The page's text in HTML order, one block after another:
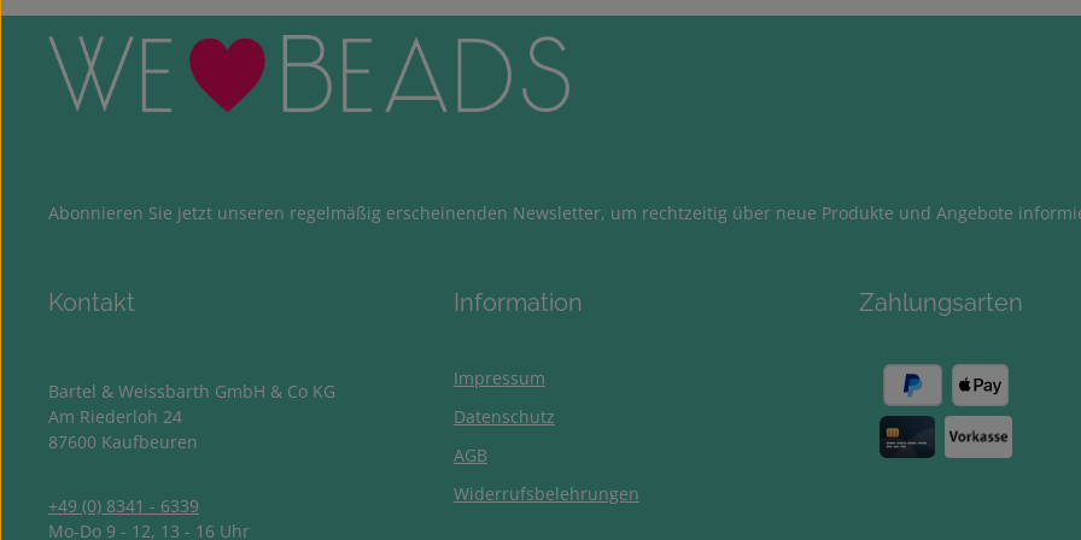
Abonnieren Sie jetzt unseren regelmäßig erscheinenden Newsletter, um rechtzeitig über neue Produkte und Angebote
Kontakt
Bartel & Weissbarth GmbH & Co KG
Am Riederloh 24
87600 Kaufbeuren
+49 (0) 8341 - 6339
Mo-Do 9 - 12, 13 - 16 Uhr
Information
Impressum
Datenschutz
AGB
Widerrufsbelehrungen
Zahlungsarten